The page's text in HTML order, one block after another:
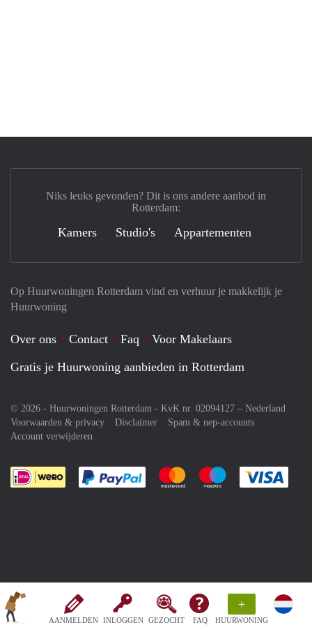
AANMELDEN INLOGGEN GEZOCHT FAQ
+
HUURWONING
Op Huurwoningen Rotterdam vind en verhuur je makkelijk je
Huurwoning
Over ons Contact Faq
Voor Makelaars
Gratis je Huurwoning aanbieden in Rotterdam
© 2026 - Huurwoningen Rotterdam - KvK nr. 02094127 – Nederland
Voorwaarden & privacy
Disclaimer
Spam & nep-accounts
Account verwijderen
Je rekent gemakkelijk af met Paypal
Je rekent gemakkelijk af met
Je rekent
Niks leuks gevonden? Dit is ons andere aanbod in
Rotterdam:
Kamers Studio's Appartementen